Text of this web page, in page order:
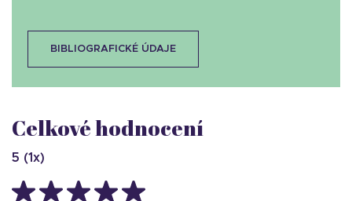
BIBLIOGRAFICKÉ ÚDAJE
Celkové hodnocení
5 (1x)